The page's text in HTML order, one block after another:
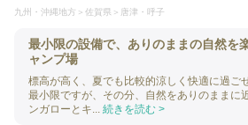
九州・沖縄地方 佐賀県 唐津・呼子
最小限の設備で、ありのままの自然を
ャンプ場
標高が高く、夏でも比較的涼しく快適に過ご
最小限ですが、その分、自然をありのままに
ンガローとキ... 続きを読む >